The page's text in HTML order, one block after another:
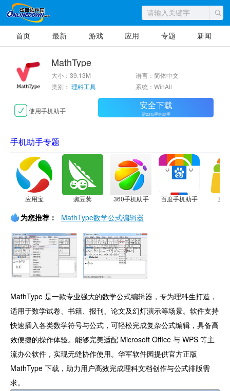
首页 最新 游戏 应用 专题 新闻
MathType
大小：39.13M
语言：简体中文
类别： 理科工具 系统：WinAll
使用手机助手 安全下载
需2345手机助手
手机助手专题
应用宝 豌豆荚 360手机助手 百度手机助手 应
为您推荐： MathType数学公式编辑器
MathType 是一款专业强大的数学公式编辑器，专为理科生打造，
适用于数学试卷、书籍、报刊、论文及幻灯演示等场景。软件支持
快速插入各类数学符号与公式，可轻松完成复杂公式编辑，具备高
效便捷的操作体验。能够完美适配 Microsoft Office 与 WPS 等主
流办公软件，实现无缝协作使用。华军软件园提供官方正版
MathType 下载，助力用户高效完成理科文档创作与公式排版需
求。